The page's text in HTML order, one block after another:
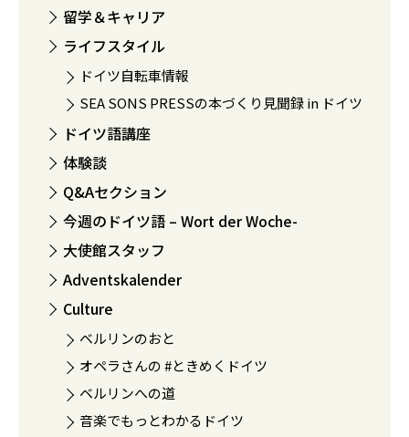
留学＆キャリア
ライフスタイル
ドイツ自転車情報
SEA SONS PRESSの本づくり見聞録 in ドイツ
ドイツ語講座
体験談
Q&Aセクション
今週のドイツ語 – Wort der Woche-
大使館スタッフ
Adventskalender
Culture
ベルリンのおと
オペラさんの #ときめくドイツ
ベルリンへの道
音楽でもっとわかるドイツ